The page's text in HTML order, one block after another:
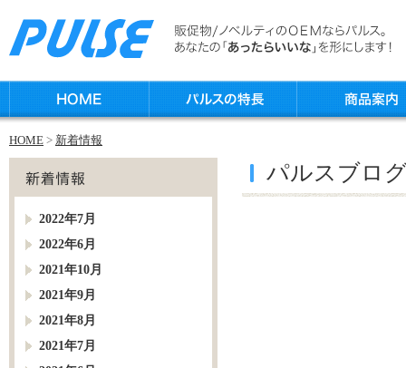
HOME > 新着情報
2022年7月
2022年6月
2021年10月
2021年9月
2021年8月
2021年7月
パルスブロ